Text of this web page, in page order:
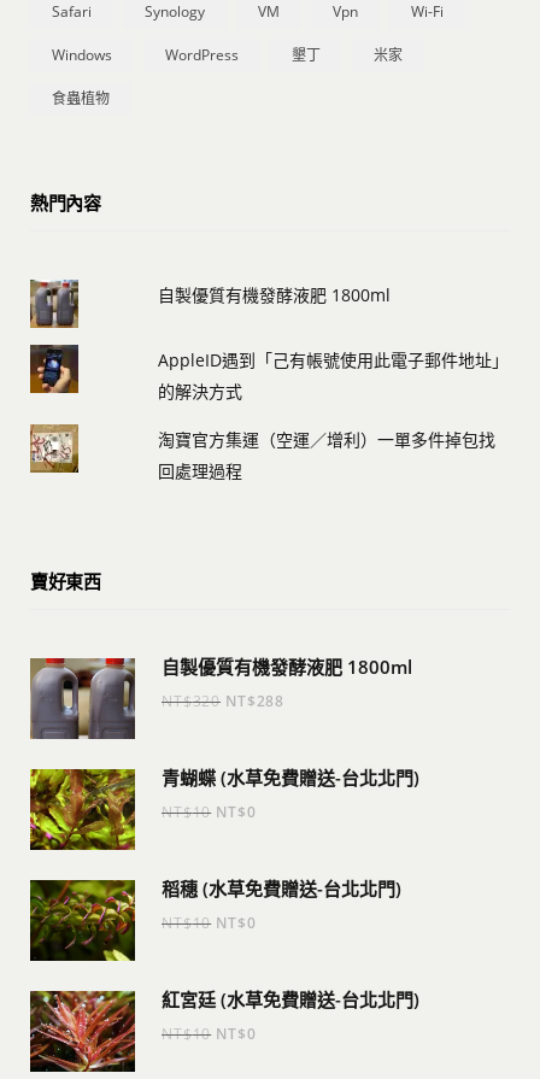
Safari Synology VM Vpn Wi-Fi
Windows WordPress 墾丁 米家
食蟲植物
熱門內容
自製優質有機發酵液肥 1800ml
AppleID遇到「己有帳號使用此電子郵件地址」
的解決方式
淘寶官方集運（空運／增利）一單多件掉包找
回處理過程
賣好東西
自製優質有機發酵液肥 1800ml
NT$320 原
格：
NT$320。
NT$288
格：
青蝴蝶 (水草免費贈送-台北北門)
NT$10 原
格：
NT$10。
NT$0
格：
稻穗 (水草免費贈送-台北北門)
NT$10 原
格：
NT$10。
NT$0
格：
紅宮廷 (水草免費贈送-台北北門)
NT$10 原
NT$0